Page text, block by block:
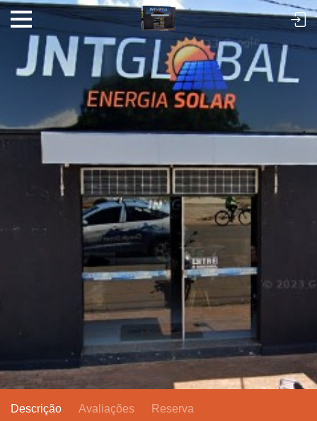
Descrição Avaliações Reserva